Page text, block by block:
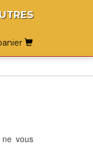
vous